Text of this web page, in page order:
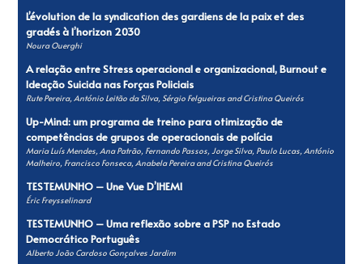
L’évolution de la syndication des gardiens de la paix et des
gradés à l’horizon 2030
Noura Ouerghi
A relação entre Stress operacional e organizacional, Burnout e
Ideação Suicida nas Forças Policiais
Rute Pereira, António Leitão da Silva, Sérgio Felgueiras and Cristina Queirós
Up-Mind: um programa de treino para otimização de
competências de grupos de operacionais de polícia
Maria Luís Mendes, Ana Patrão, Fernando Passos, Jorge Silva, Paulo Lucas, António
Malheiro, Francisco Fonseca, Anabela Pereira and Cristina Queirós
TESTEMUNHO – Une Vue D’IHEMI
Éric Freysselinard
TESTEMUNHO – Uma reflexão sobre a PSP no Estado
Democrático Português
Alberto João Cardoso Gonçalves Jardim